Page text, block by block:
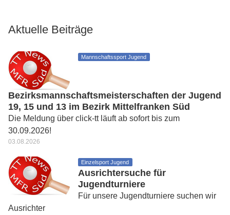
Aktuelle Beiträge
Mannschaftssport Jugend
Bezirksmannschaftsmeisterschaften der Jugend
19, 15 und 13 im Bezirk Mittelfranken Süd
Die Meldung über click-tt läuft ab sofort bis zum
30.09.2026!
03.08.2026
Einzelsport Jugend
Ausrichtersuche für
Jugendturniere
Für unsere Jugendturniere suchen wir
Ausrichter